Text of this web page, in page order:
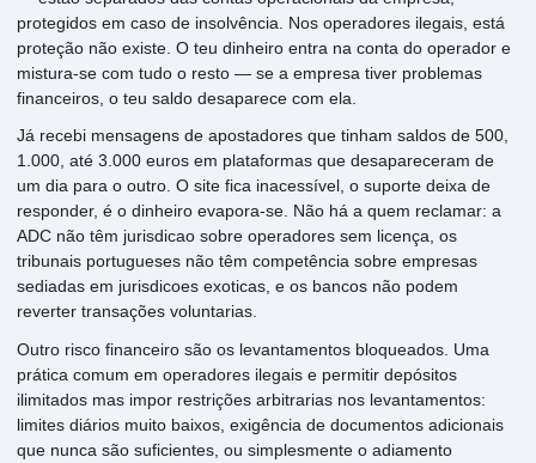
protegidos em caso de insolvência. Nos operadores ilegais, está
proteção não existe. O teu dinheiro entra na conta do operador e
mistura-se com tudo o resto — se a empresa tiver problemas
financeiros, o teu saldo desaparece com ela.
Já recebi mensagens de apostadores que tinham saldos de 500,
1.000, até 3.000 euros em plataformas que desapareceram de
um dia para o outro. O site fica inacessível, o suporte deixa de
responder, é o dinheiro evapora-se. Não há a quem reclamar: a
ADC não têm jurisdicao sobre operadores sem licença, os
tribunais portugueses não têm competência sobre empresas
sediadas em jurisdicoes exoticas, e os bancos não podem
reverter transações voluntarias.
Outro risco financeiro são os levantamentos bloqueados. Uma
prática comum em operadores ilegais e permitir depósitos
ilimitados mas impor restrições arbitrarias nos levantamentos:
limites diários muito baixos, exigência de documentos adicionais
que nunca são suficientes, ou simplesmente o adiamento